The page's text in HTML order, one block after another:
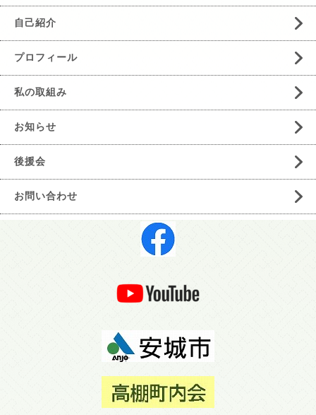
自己紹介
プロフィール
私の取組み
お知らせ
後援会
お問い合わせ